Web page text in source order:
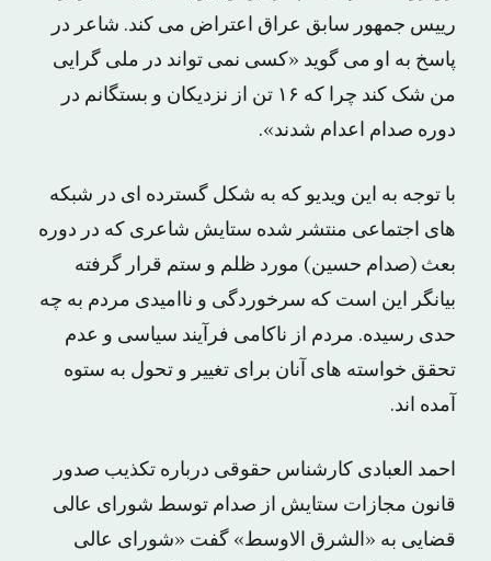
رییس جمهور سابق عراق اعتراض می کند. شاعر در
پاسخ به او می گوید «کسی نمی تواند در ملی گرایی
من شک کند چرا که ۱۶ تن از نزدیکان و بستگانم در
دوره صدام اعدام شدند».
با توجه به این ویدیو که به شکل گسترده ای در شبکه
های اجتماعی منتشر شده ستایش شاعری که در دوره
بعث (صدام حسین) مورد ظلم و ستم قرار گرفته
بیانگر این است که سرخوردگی و ناامیدی مردم به چه
حدی رسیده. مردم از ناکامی فرآیند سیاسی و عدم
تحقق خواسته های آنان برای تغییر و تحول به ستوه
آمده اند.
احمد العبادی کارشناس حقوقی درباره تکذیب صدور
قانون مجازات ستایش از صدام توسط شورای عالی
قضایی به «الشرق الاوسط» گفت «شورای عالی